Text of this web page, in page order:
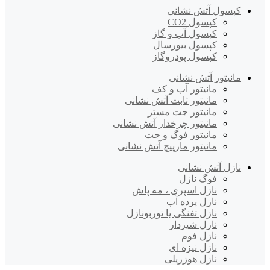
کپسول آتش نشانی
کپسول CO2
کپسول آب و گاز
کپسول بیورسال
کپسول پودروگاز
مانیتور آتش نشانی
مانیتور آب و کف
مانیتور ثابت آتش نشانی
مانیتور جت مستر
مانیتور چرخدار آتش نشانی
مانیتور فوگ و جت
مانیتور مارپیچ آتش نشانی
نازل آتش نشانی
فوگ نازل
نازل اسپری ، مه پاش
نازل پرده آب
نازل تفنگی یا توربونازل
نازل شیردار
نازل فوم
نازل نیزه ای
نازل هوزریلی